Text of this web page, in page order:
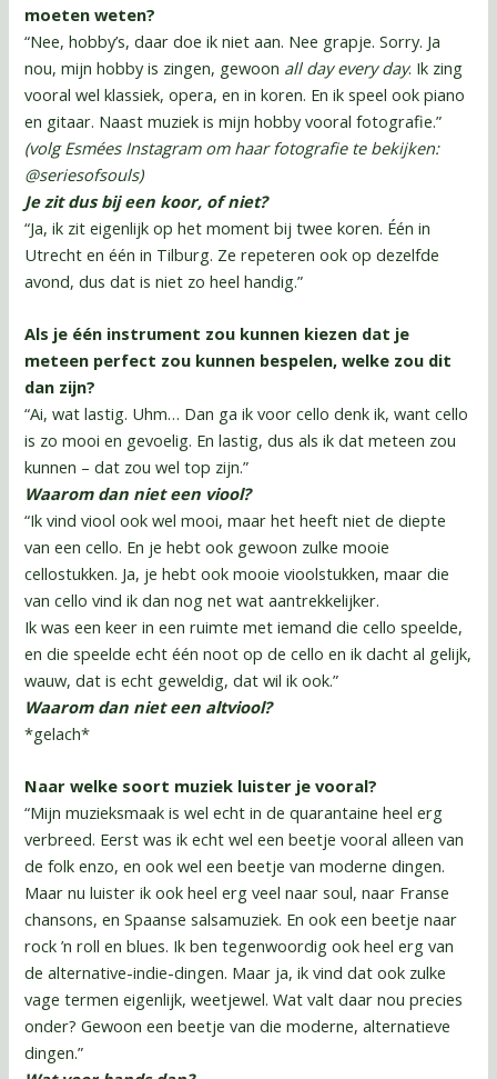
moeten weten?
“Nee, hobby’s, daar doe ik niet aan. Nee grapje. Sorry. Ja
nou, mijn hobby is zingen, gewoon all day every day. Ik zing
vooral wel klassiek, opera, en in koren. En ik speel ook piano
en gitaar. Naast muziek is mijn hobby vooral fotografie.”
(volg Esmées Instagram om haar fotografie te bekijken:
@seriesofsouls)
Je zit dus bij een koor, of niet?
“Ja, ik zit eigenlijk op het moment bij twee koren. Één in
Utrecht en één in Tilburg. Ze repeteren ook op dezelfde
avond, dus dat is niet zo heel handig.”
Als je één instrument zou kunnen kiezen dat je
meteen perfect zou kunnen bespelen, welke zou dit
dan zijn?
“Ai, wat lastig. Uhm… Dan ga ik voor cello denk ik, want cello
is zo mooi en gevoelig. En lastig, dus als ik dat meteen zou
kunnen – dat zou wel top zijn.”
Waarom dan niet een viool?
“Ik vind viool ook wel mooi, maar het heeft niet de diepte
van een cello. En je hebt ook gewoon zulke mooie
cellostukken. Ja, je hebt ook mooie vioolstukken, maar die
van cello vind ik dan nog net wat aantrekkelijker.
Ik was een keer in een ruimte met iemand die cello speelde,
en die speelde echt één noot op de cello en ik dacht al gelijk,
wauw, dat is echt geweldig, dat wil ik ook.”
Waarom dan niet een altviool?
*gelach*
Naar welke soort muziek luister je vooral?
“Mijn muzieksmaak is wel echt in de quarantaine heel erg
verbreed. Eerst was ik echt wel een beetje vooral alleen van
de folk enzo, en ook wel een beetje van moderne dingen.
Maar nu luister ik ook heel erg veel naar soul, naar Franse
chansons, en Spaanse salsamuziek. En ook een beetje naar
rock ’n roll en blues. Ik ben tegenwoordig ook heel erg van
de alternative-indie-dingen. Maar ja, ik vind dat ook zulke
vage termen eigenlijk, weetjewel. Wat valt daar nou precies
onder? Gewoon een beetje van die moderne, alternatieve
dingen.”